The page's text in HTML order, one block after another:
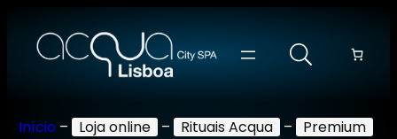
Início – Loja online – Rituais Acqua –
Premium